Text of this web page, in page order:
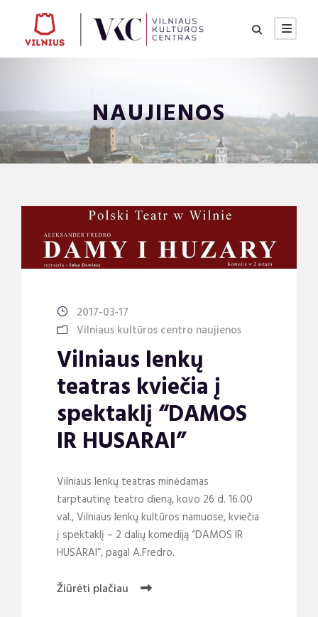
NAUJIENOS
2017-03-17
Vilniaus kultūros centro naujienos
Vilniaus lenkų
teatras kviečia į
spektaklį “DAMOS
IR HUSARAI”
Vilniaus lenkų teatras minėdamas
tarptautinę teatro dieną, kovo 26 d. 16.00
val., Vilniaus lenkų kultūros namuose, kviečia
į spektaklį – 2 dalių komediją “DAMOS IR
HUSARAI“, pagal A.Fredro.
Žiūrėti plačiau